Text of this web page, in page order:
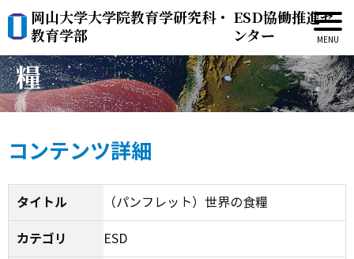
岡山大学大学院教育学研究科・
教育学部
ESD協働推進セ
ンター
（パンフレット）世界の食
糧
コンテンツ詳細
タイトル （パンフレット）世界の食糧
カテゴリ ESD